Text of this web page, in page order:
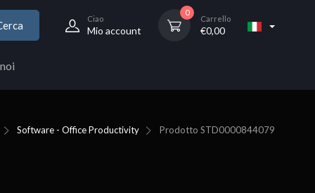
Ciao
Mio account
0
Carrello
€0,00
Software - Office Productivity Prodotto STD0000844079